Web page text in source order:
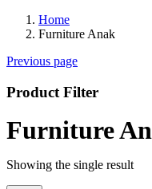
Home
Furniture Anak
Previous page
Product Filter
Furniture
Showing the single result